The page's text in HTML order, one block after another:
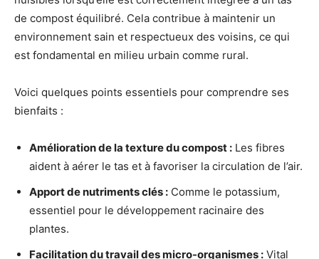
de compost équilibré. Cela contribue à maintenir un
environnement sain et respectueux des voisins, ce qui
est fondamental en milieu urbain comme rural.
Voici quelques points essentiels pour comprendre ses
bienfaits :
Amélioration de la texture du compost : Les fibres
aident à aérer le tas et à favoriser la circulation de l’air.
Apport de nutriments clés : Comme le potassium,
essentiel pour le développement racinaire des
plantes.
Facilitation du travail des micro-organismes : Vital